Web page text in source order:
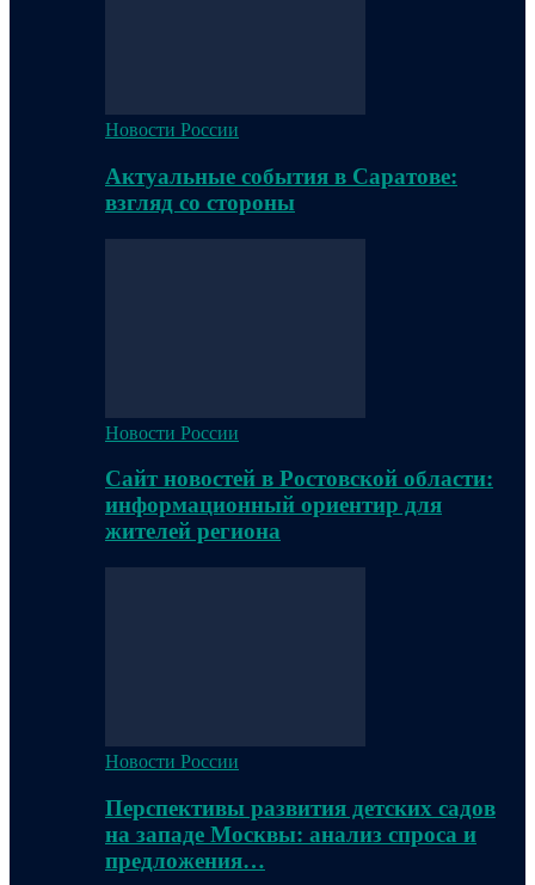
Новости России
Актуальные события в Саратове:
взгляд со стороны
Новости России
Сайт новостей в Ростовской области:
информационный ориентир для
жителей региона
Новости России
Перспективы развития детских садов
на западе Москвы: анализ спроса и
предложения…